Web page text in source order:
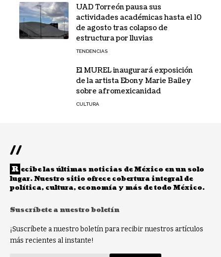
UAD Torreón pausa sus
actividades académicas hasta el 10
de agosto tras colapso de
estructura por lluvias
TENDENCIAS
El MUREL inaugurará exposición
de la artista Ebony Marie Bailey
sobre afromexicanidad
CULTURA
//
R ecibe las últimas noticias de México en un solo
lugar. Nuestro sitio ofrece cobertura integral de
política, cultura, economía y más de todo México.
Suscríbete a nuestro boletín
¡Suscríbete a nuestro boletín para recibir nuestros artículos
más recientes al instante!